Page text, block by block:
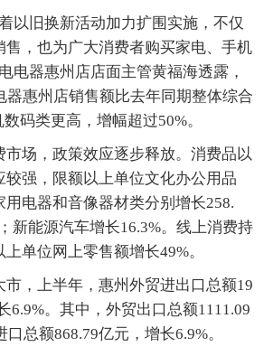
旧换新活动加力扩围实施，不仅
售，也为广大消费者购买家电、手机
电器惠州店店面主管黄福海透露，
器惠州店销售额比去年同期整体综合
码类更高，增幅超过50%。
场，政策效应逐步释放。消费品以
较强，限额以上单位文化办公用品
电器和音像器材类分别增长258.
新能源汽车增长16.3%。线上消费持
单位网上零售额增长49%。
，上半年，惠州外贸进出口总额19
6.9%。其中，外贸出口总额1111.09
总额868.79亿元，增长6.9%。